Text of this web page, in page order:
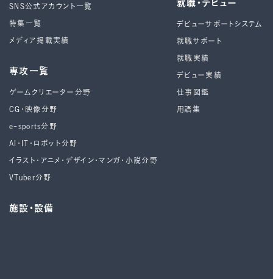
SNS公式アカウント一覧
特集一覧
メディア掲載実績
専攻一覧
ゲームクリエーター分野
CG・映像分野
e-sports分野
AI・IT・ロボット分野
イラスト・アニメ・デザイン・マンガ・小説分野
VTuber分野
施設・設備
就職・デビュー
デビューサポートシステム
就職サポート
就職実績
デビュー実績
仕事図鑑
用語集